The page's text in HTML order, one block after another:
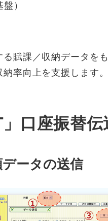
）
賦課／収納データを
率向上を支援します
」口座振替
ータの送信